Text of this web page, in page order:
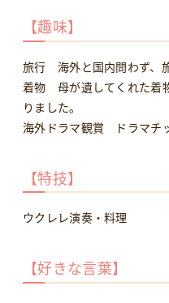
【趣味】
旅行 海外と国内問わず、
着物 母が遺してくれた着
りました。
海外ドラマ観賞 ドラマチ
【特技】
ウクレレ演奏・料理
【好きな言葉】